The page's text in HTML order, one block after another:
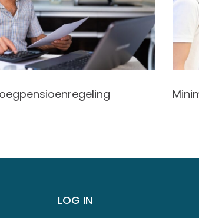
LOG IN